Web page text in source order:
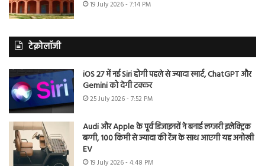
19 July 2026 - 7:14 PM
टेक्नोलॉजी
iOS 27 में नई Siri होगी पहले से ज्यादा स्मार्ट, ChatGPT और
Gemini को देगी टक्कर
25 July 2026 - 7:52 PM
Audi और Apple के पूर्व डिजाइनरों ने बनाई लग्जरी इलेक्ट्रिक
बग्गी, 100 किमी से ज्यादा की रेंज के साथ आएगी यह अनोखी
EV
19 July 2026 - 4:48 PM